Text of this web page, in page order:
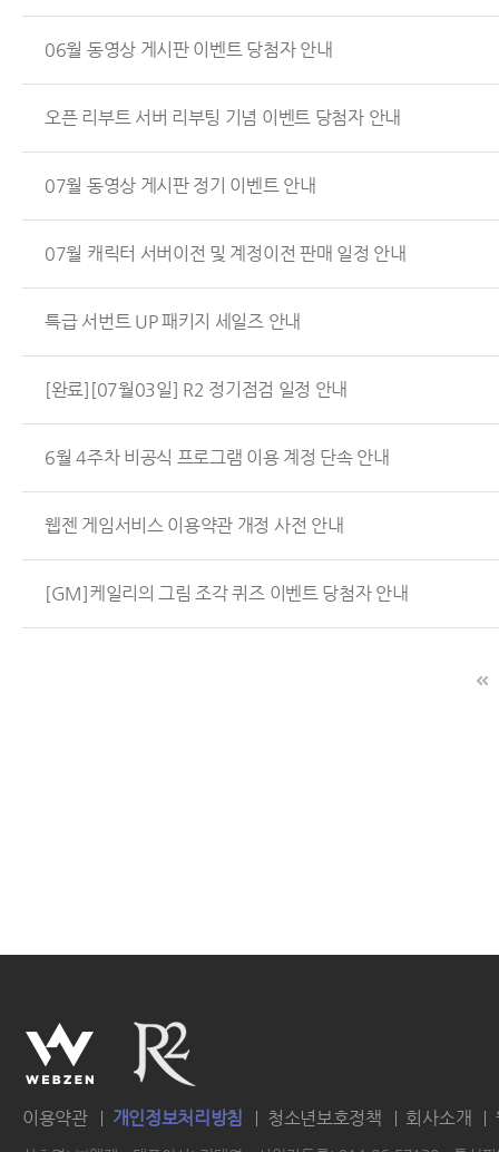
06월 동영상 게시판 이벤트 당첨자 안내
오픈 리부트 서버 리부팅 기념 이벤트 당첨자 안내
07월 동영상 게시판 정기 이벤트 안내
07월 캐릭터 서버이전 및 계정이전 판매 일정 안내
특급 서번트 UP 패키지 세일즈 안내
[완료][07월03일] R2 정기점검 일정 안내
6월 4주차 비공식 프로그램 이용 계정 단속 안내
웹젠 게임서비스 이용약관 개정 사전 안내
[GM]케일리의 그림 조각 퀴즈 이벤트 당첨자 안내
이용약관 개인정보처리방침 청소년보호정책 회사소개